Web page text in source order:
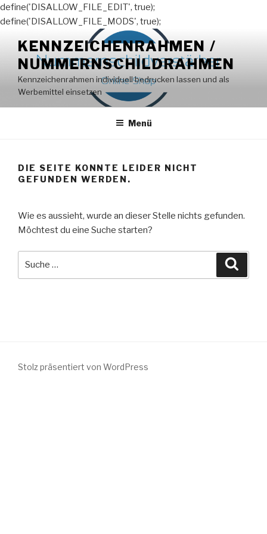
define('DISALLOW_FILE_EDIT', true);
define('DISALLOW_FILE_MODS', true);
Inhalt
springen
KENNZEICHENRAHMEN /
NUMMERNSCHILDRAHMEN
Kennzeichenrahmen individuell bedrucken lassen und als
Werbemittel einsetzen
Menü
DIE SEITE KONNTE LEIDER NICHT
GEFUNDEN WERDEN.
Wie es aussieht, wurde an dieser Stelle nichts gefunden.
Möchtest du eine Suche starten?
Stolz präsentiert von WordPress